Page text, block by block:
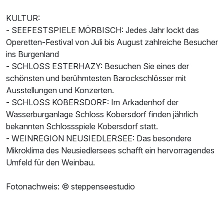
Ausstattung
Für 3 Tage
KULTUR:
- SEEFESTSPIELE MÖRBISCH: Jedes Jahr lockt das
Operetten-Festival von Juli bis August zahlreiche Besucher
ins Burgenland
- SCHLOSS ESTERHAZY: Besuchen Sie eines der
schönsten und berühmtesten Barockschlösser mit
Ausstellungen und Konzerten.
- SCHLOSS KOBERSDORF: Im Arkadenhof der
Wasserburganlage Schloss Kobersdorf finden jährlich
bekannten Schlossspiele Kobersdorf statt.
- WEINREGION NEUSIEDLERSEE: Das besondere
Mikroklima des Neusiedlersees schafft ein hervorragendes
Umfeld für den Weinbau.
Fotonachweis: © steppenseestudio